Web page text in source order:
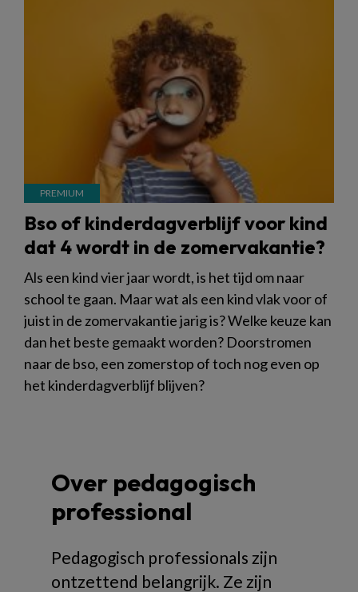
Bso of kinderdagverblijf voor kind
dat 4 wordt in de zomervakantie?
Als een kind vier jaar wordt, is het tijd om naar
school te gaan. Maar wat als een kind vlak voor of
juist in de zomervakantie jarig is? Welke keuze kan
dan het beste gemaakt worden? Doorstromen
naar de bso, een zomerstop of toch nog even op
het kinderdagverblijf blijven?
Over pedagogisch
professional
Pedagogisch professionals zijn
ontzettend belangrijk. Ze zijn